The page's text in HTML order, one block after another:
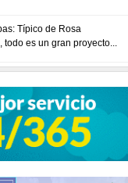
Típico de Rosa
todo es un gran proyecto...